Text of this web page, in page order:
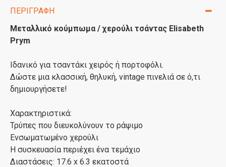
ΠΕΡΙΓΡΑΦΉ
Μεταλλικό κούμπωμα / χερούλι τσάντας Elisabeth
Prym
Ιδανικό για τσαντάκι χειρός ή πορτοφόλι.
Δώστε μια κλασσική, θηλυκή, vintage πινελιά σε ό,τι
δημιουργήσετε!
Χαρακτηριστικά:
Τρύπες που διευκολύνουν το ράψιμο
Ενσωματωμένο χερούλι
Η συσκευασία περιέχει ένα τεμάχιο
Διαστάσεις: 17.6 x 6.3 εκατοστά